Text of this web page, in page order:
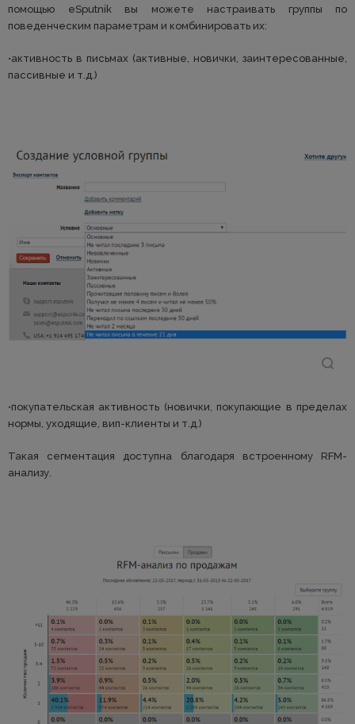
помощью eSputnik вы можете настраивать группы по
поведенческим параметрам и комбинировать их:
•активность в письмах (активные, новички, заинтересованные,
пассивные и т.д.)
•покупательская активность (новички, покупающие в пределах
нормы, уходящие, вип-клиенты и т.д.)
Такая сегментация доступна благодаря встроенному RFM-
анализу.